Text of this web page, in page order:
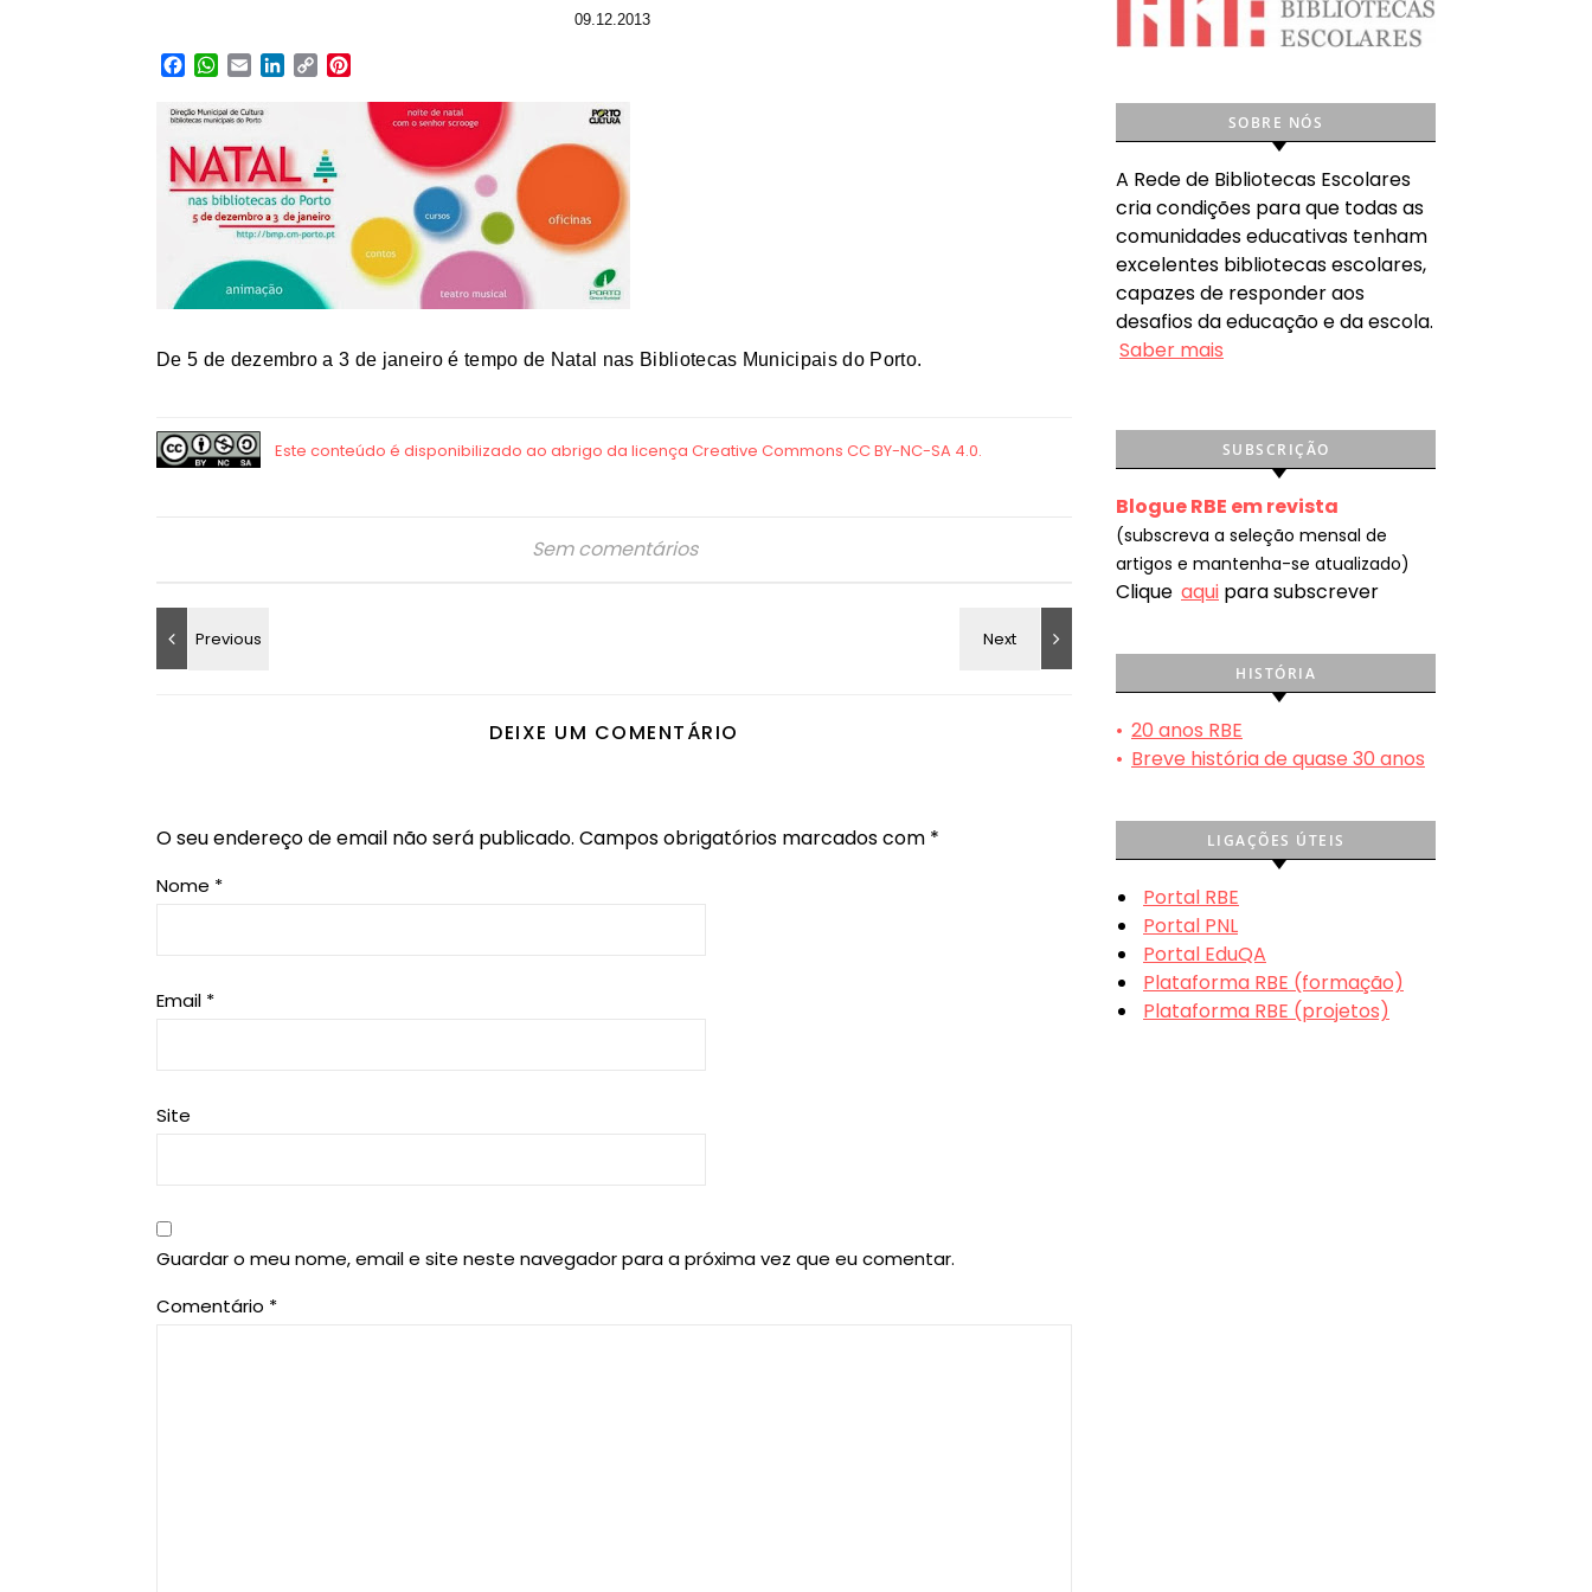
09.12.2013
Facebook
WhatsApp
EmailLinkedIn
Copy
De 5 de dezembro a 3 de janeiro é tempo de Natal nas Bibliotecas Municipais do Porto.
Sem comentários
DEIXE UM COMENTÁRIO
O seu endereço de email não será publicado. Campos obrigatórios marcados com *
Nome *
Email *
Site
Guardar o meu nome, email e site neste navegador para a próxima vez que eu comentar.
Comentário *
SOBRE NÓS
A Rede de Bibliotecas Escolares
cria condições para que todas as
comunidades educativas tenham
excelentes bibliotecas escolares,
capazes de responder aos
desafios da educação e da escola.
Saber mais
SUBSCRIÇÃO
Blogue RBE em revista
(subscreva a seleção mensal de
artigos e mantenha-se atualizado)
Clique aqui para subscrever
HISTÓRIA
• 20 anos RBE
• Breve história de quase 30 anos
LIGAÇÕES ÚTEIS
Portal RBE
Portal PNL
Portal EduQA
Plataforma RBE (formação)
Plataforma RBE (projetos)